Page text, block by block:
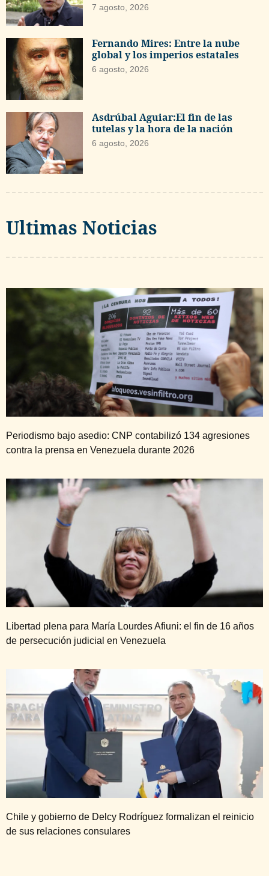
7 agosto, 2026
Fernando Mires: Entre la nube
global y los imperios estatales
6 agosto, 2026
Asdrúbal Aguiar:El fin de las
tutelas y la hora de la nación
6 agosto, 2026
Ultimas Noticias
Periodismo bajo asedio: CNP contabilizó 134 agresiones
contra la prensa en Venezuela durante 2026
Libertad plena para María Lourdes Afiuni: el fin de 16 años
de persecución judicial en Venezuela
Chile y gobierno de Delcy Rodríguez formalizan el reinicio
de sus relaciones consulares